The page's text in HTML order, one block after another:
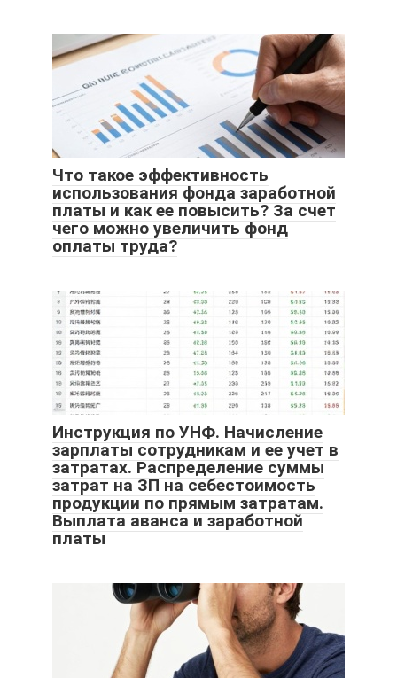
Что такое эффективность
использования фонда заработной
платы и как ее повысить? За счет
чего можно увеличить фонд
оплаты труда?
Инструкция по УНФ. Начисление
зарплаты сотрудникам и ее учет в
затратах. Распределение суммы
затрат на ЗП на себестоимость
продукции по прямым затратам.
Выплата аванса и заработной
платы